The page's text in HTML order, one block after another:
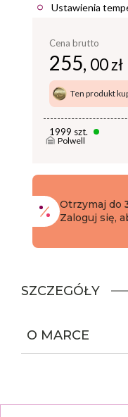
Ustawienia
Cena brutto
255, 00 zł
Ten produkt
1999 szt.
Polwell
Otrzymaj do
Zaloguj się,
SZCZEGÓŁY
O MARCE